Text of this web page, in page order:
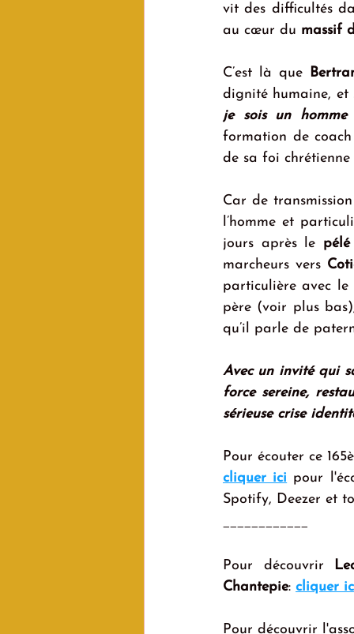
vit des difficultés
au cœur du massif
C’est là que
dignité humaine, et
je sois un homme
formation de
de sa foi
Car de
l’homme et
jours après le
marcheurs vers
particulière avec le
père (voir plus
qu’il parle de
Avec un invité qui
force sereine,
sérieuse crise
Pour écouter ce
cliquer ici pour
Spotify, Deezer et
____________
Pour découvrir
Chantepie: cliquer
Pour découvrir